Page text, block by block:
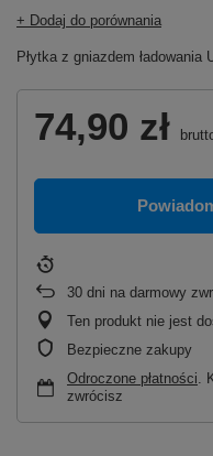
+ Dodaj do porównania
Płytka z gniazdem
74,90 zł
30 dni na darmowy
Ten produkt nie jest
Bezpieczne zakupy
Odroczone płatności .
zwrócisz